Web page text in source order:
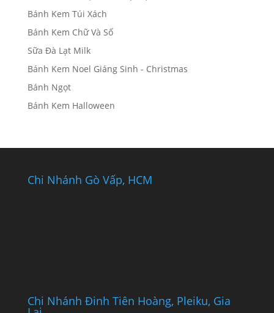
Bánh Kem Túi Xách
Bánh Kem Chữ Và Số
Sữa Đà Lạt Milk
Bánh Kem Noel Giáng Sinh - Christmas
Bánh Ngọt
Bánh Kem Halloween
Chi Nhánh Gò Vấp, HCM
Chi Nhánh Đinh Tiên Hoàng, Pleiku, Gia